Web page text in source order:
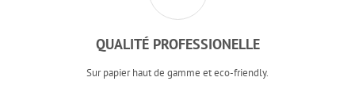
QUALITÉ PROFESSIONELLE
Sur papier haut de gamme et eco-friendly.